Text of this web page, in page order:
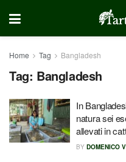
Home Tag Bangladesh
Tag: Bangladesh
In
natura sei
allevati in
BY DOMENICO